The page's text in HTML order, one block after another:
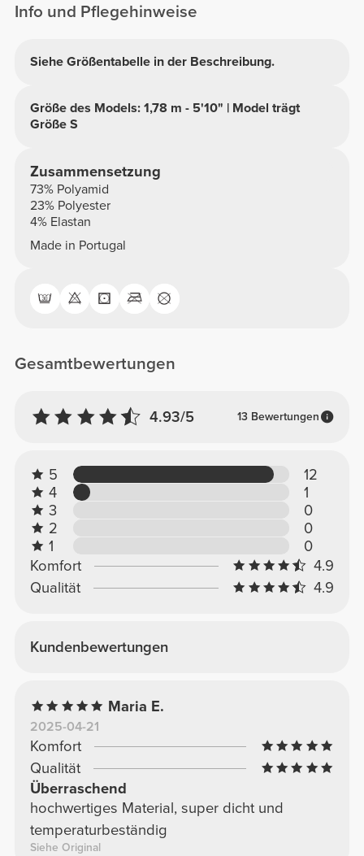
Info und Pflegehinweise
Siehe Größentabelle in der Beschreibung.
Größe des Models: 1,78 m - 5'10" | Model trägt
Größe S
Zusammensetzung
73% Polyamid
23% Polyester
4% Elastan
Made in Portugal
Gesamtbewertungen
4.93/5 13 Bewertungen
5
12
4
1
3
0
2
0
1
0
Komfort
4.9
Qualität
4.9
Kundenbewertungen
Maria E.
2025-04-21
Komfort
Qualität
Überraschend
hochwertiges Material, super dicht und
temperaturbeständig
Siehe Original